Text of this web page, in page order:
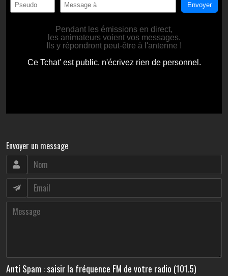
Envoyer un message
Anti Spam : saisir la fréquence FM de votre radio (101.5)